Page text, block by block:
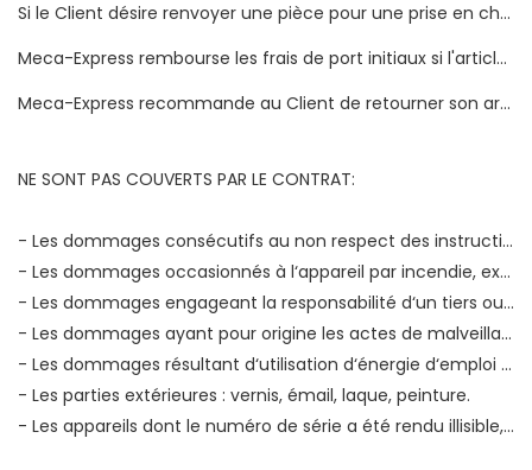
Si le Client désire renvoyer une pièce pour une prise en charge au titre de la garantie, il peut bénéficier de la procédure de retour via l’étiquette prépayée Chronopost, qui lui permet de ne pas avancer les frais de transport retour.
Meca-Express rembourse les frais de port initiaux si l'article accepté en garantie est le seul de la commande initiale.
Meca-Express recommande au Client de retourner son article par la Poste en Colissimo. Si le Client a engagé des frais pour retourner son article et si la prise en garantie est confirmée, le Client est invité à faire parvenir le justificatif des frais de son renvoi pour que Meca-Express puisse procéder au remboursement, sur la base du tarif de La Poste Colissimo.
NE SONT PAS COUVERTS PAR LE CONTRAT:
- Les dommages consécutifs au non respect des instructions du constructeur.
- Les dommages occasionnés à l‘appareil par incendie, explosion, pour autant qu‘ils prennent naissance dans d‘autres biens que l‘appareil lui-même.
- Les dommages engageant la responsabilité d‘un tiers ou résultant d‘une faute intentionnelle ou dolosive.
- Les dommages ayant pour origine les actes de malveillance ou une cause externe à l‘appareil: choc, chute, vol, foudre, incendie, dégâts des eaux, surtension, mauvaise utilisation, erreur de manipulation, variation climatique, humidité entraînant une corrosion ou une chaleur anormale ou tous risques couverts par l‘assurance multirisques habitation.
- Les dommages résultant d‘utilisation d‘énergie d‘emploi ou d‘installation non conformes aux prescriptions du constructeur.
- Les parties extérieures : vernis, émail, laque, peinture.
- Les appareils dont le numéro de série a été rendu illisible, modifié ou enlevé.